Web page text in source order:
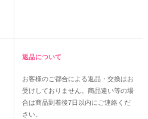
返品について
お客様のご都合による返品・交換はお
受けしておりません。商品違い等の場
合は商品到着後7日以内にご連絡くだ
さい。